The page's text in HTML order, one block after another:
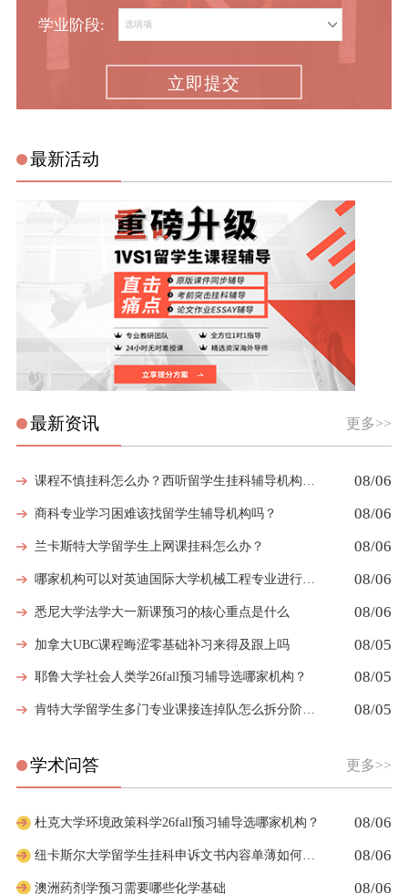
学业阶段:
立即提交
最新活动
最新资讯 更多>>
课程不慎挂科怎么办？西听留学生挂科辅导机构教你如何高效挽救GPA 08/06
商科专业学习困难该找留学生辅导机构吗？ 08/06
兰卡斯特大学留学生上网课挂科怎么办？ 08/06
哪家机构可以对英迪国际大学机械工程专业进行留学生挂科辅导？ 08/06
悉尼大学法学大一新课预习的核心重点是什么 08/06
加拿大UBC课程晦涩零基础补习来得及跟上吗 08/05
耶鲁大学社会人类学26fall预习辅导选哪家机构？ 08/05
肯特大学留学生多门专业课接连掉队怎么拆分阶段性补习计划 08/05
学术问答 更多>>
杜克大学环境政策科学26fall预习辅导选哪家机构？ 08/06
纽卡斯尔大学留学生挂科申诉文书内容单薄如何充实材料 08/06
澳洲药剂学预习需要哪些化学基础 08/06